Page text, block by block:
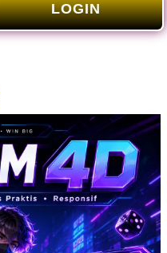
LOGIN